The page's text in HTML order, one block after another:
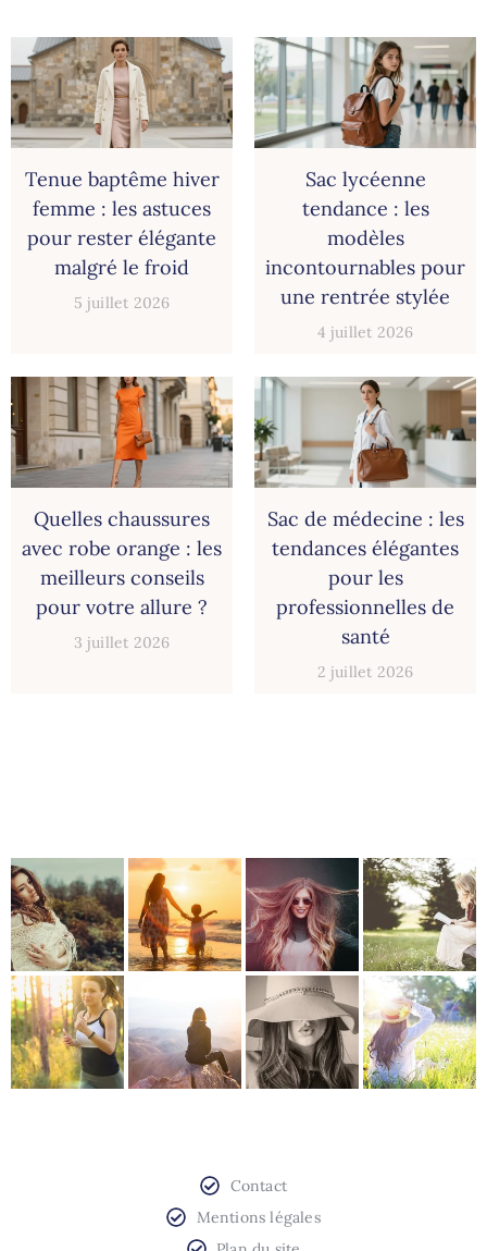
Tenue baptême hiver
femme : les astuces
pour rester élégante
malgré le froid
5 juillet 2026
Sac lycéenne
tendance : les
modèles
incontournables pour
une rentrée stylée
4 juillet 2026
Quelles chaussures
avec robe orange : les
meilleurs conseils
pour votre allure ?
3 juillet 2026
Sac de médecine : les
tendances élégantes
pour les
professionnelles de
santé
2 juillet 2026
Contact
Mentions légales